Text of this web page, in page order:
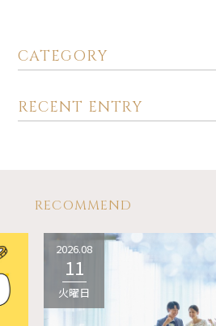
CATEGORY
RECENT ENTRY
RECOMMEND
2026.08
11
火曜日